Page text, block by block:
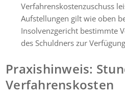
Verfahrenskostenzuschuss
Aufstellungen gilt wie oben
Insolvenzgericht bestimmte
des Schuldners zur
Praxishinweis:
Verfahrenskosten